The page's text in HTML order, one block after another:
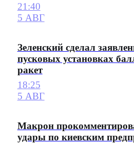
21:40
5 АВГ
Зеленский сделал
пусковых установках
ракет
18:25
5 АВГ
Макрон
удары по киевским